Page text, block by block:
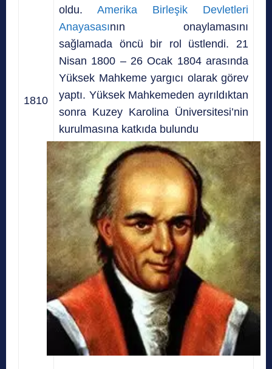
1810
oldu. Amerika Birleşik Devletleri
Anayasasının onaylamasını
sağlamada öncü bir rol üstlendi. 21
Nisan 1800 – 26 Ocak 1804 arasında
Yüksek Mahkeme yargıcı olarak görev
yaptı. Yüksek Mahkemeden ayrıldıktan
sonra Kuzey Karolina Üniversitesi’nin
kurulmasına katkıda bulundu